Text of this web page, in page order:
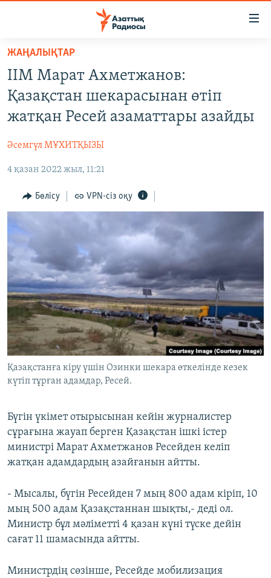
Skip
main
content
to
main
Navigation
Skip
Search
АДАМ ҚҰҚЫҚТАРЫ
ӘЛЕУМЕТ
ӘЛЕМ
АРНАЙЫ ЖОБАЛАР
Русский
ЖАЗЫЛЫҢЫЗ
Басқа тілдерде
ЖАҢАЛЫҚТАР
ІІМ Марат Ахметжанов:
Қазақстан шекарасынан өтіп
жатқан Ресей азаматтары азайды
Әсемгүл МҰХИТҚЫЗЫ
4 қазан 2022 жыл, 11:21
Бөлісу VPN-сіз оқу
Қазақстанға кіру үшін Озинки шекара өткелінде кезек
күтіп тұрған адамдар, Ресей.
Бүгін үкімет отырысынан кейін журналистер
сұрағына жауап берген Қазақстан ішкі істер
министрі Марат Ахметжанов Ресейден келіп
жатқан адамдардың азайғанын айтты.
- Мысалы, бүгін Ресейден 7 мың 800 адам кіріп, 10
мың 500 адам Қазақстаннан шықты,- деді ол.
Министр бұл мәліметті 4 қазан күні түске дейін
сағат 11 шамасында айтты.
Министрдің сөзінше, Ресейде мобилизация